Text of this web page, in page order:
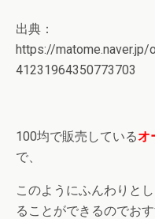
出典：
https://
41231964350773703
100均で販売しているオ
で、
このようにふんわりと
ることができるのでおす